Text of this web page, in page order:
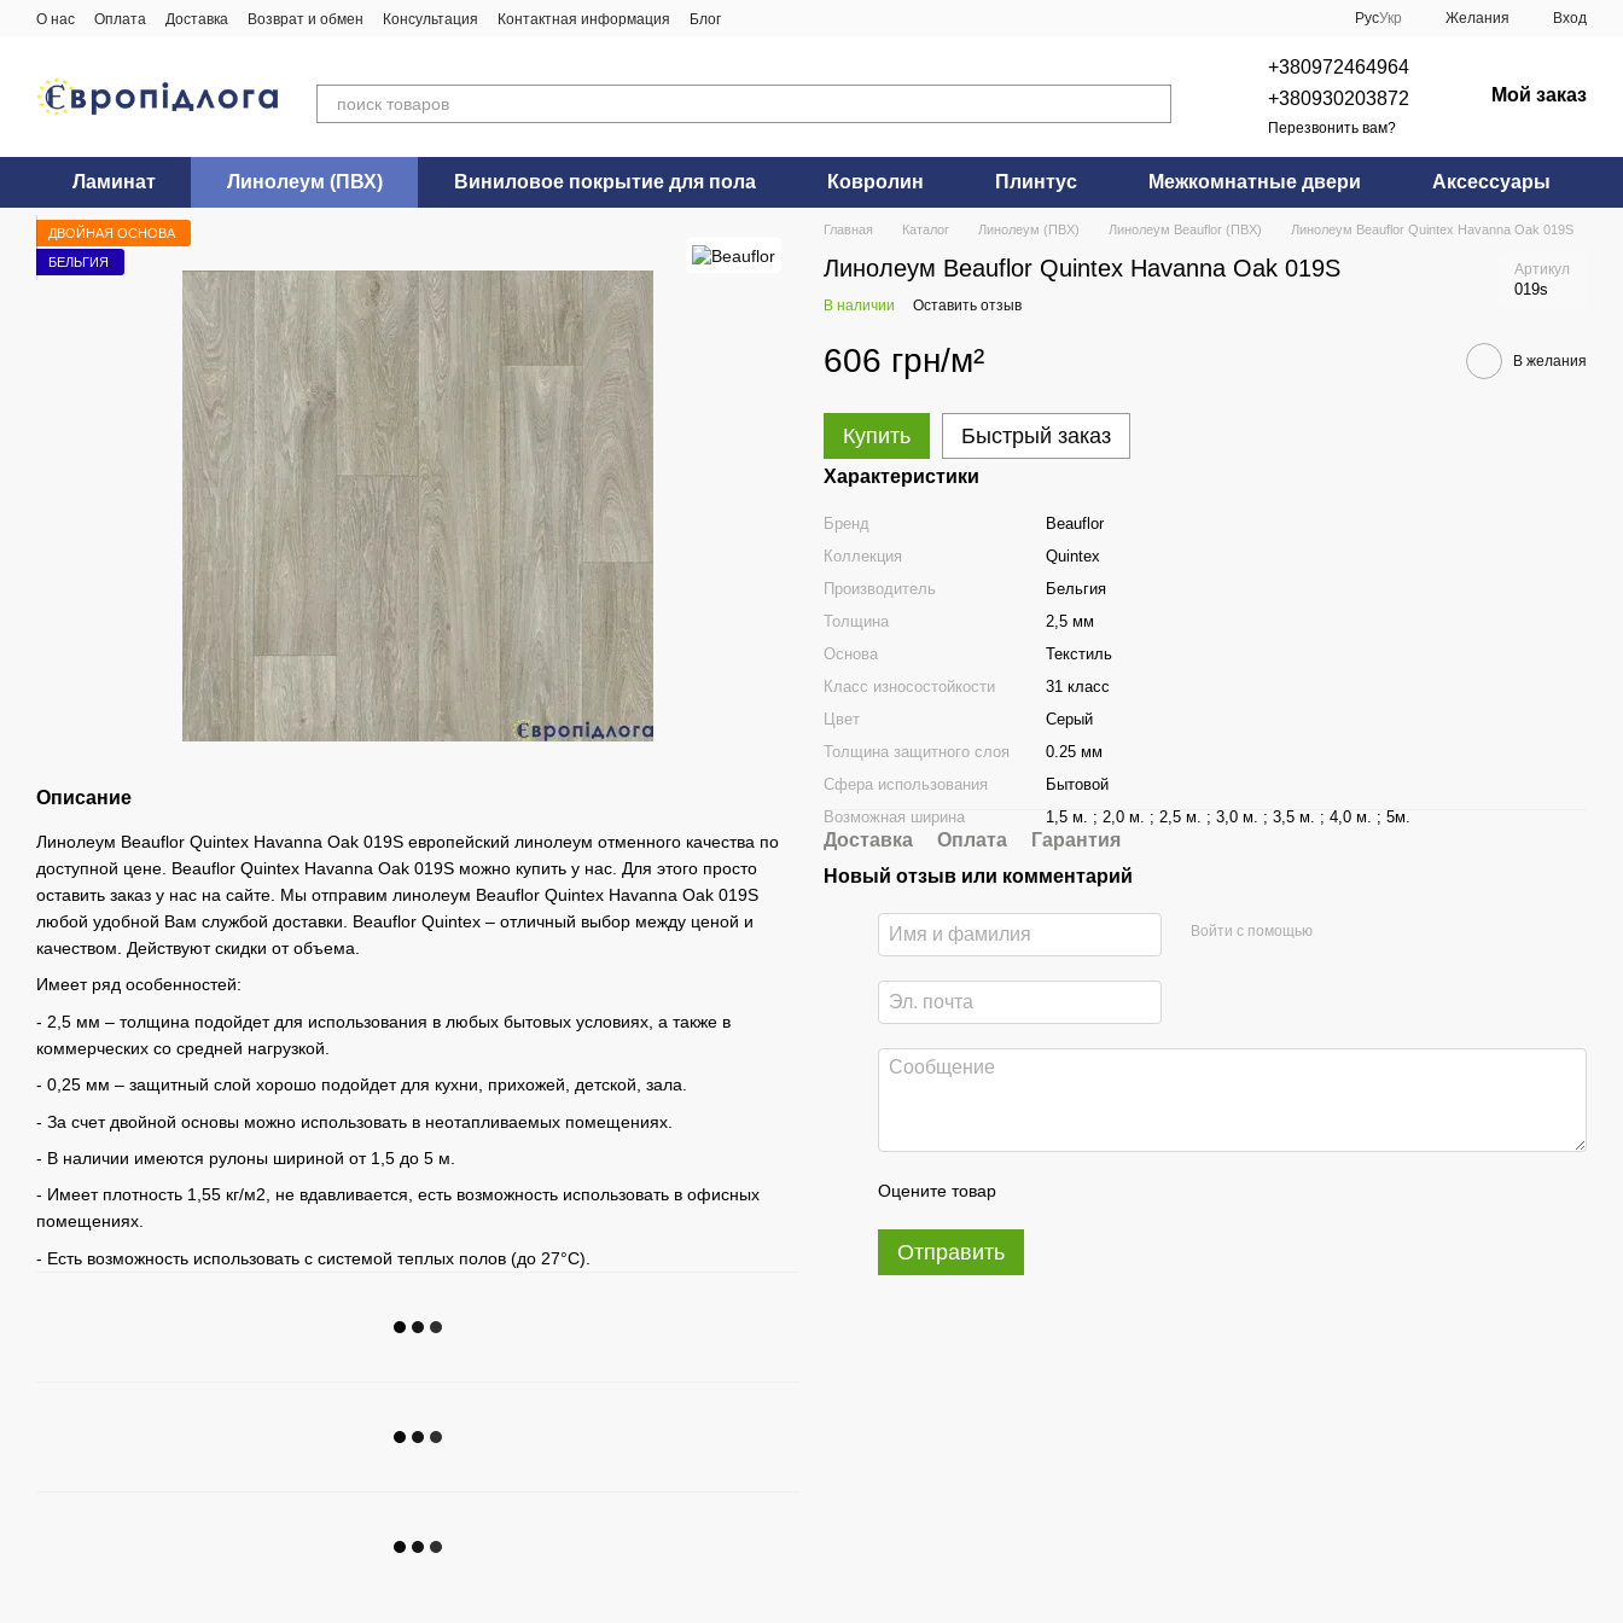
Перейти к основному контенту
О нас Оплата Доставка Возврат и обмен Консультация Контактная информация Блог РусУкр Желания Вход
+380972464964
+380930203872
Перезвонить вам?
Мой заказ
Ламинат Линолеум (ПВХ) Виниловое покрытие для пола Ковролин Плинтус Межкомнатные двери Аксессуары
ДВОЙНАЯ ОСНОВА
БЕЛЬГИЯ
Описание
Линолеум Beauflor Quintex Havanna Oak 019S европейский линолеум отменного качества по
доступной цене. Beauflor Quintex Havanna Oak 019S можно купить у нас. Для этого просто
оставить заказ у нас на сайте. Мы отправим линолеум Beauflor Quintex Havanna Oak 019S
любой удобной Вам службой доставки. Beauflor Quintex – отличный выбор между ценой и
качеством. Действуют скидки от объема.
Имеет ряд особенностей:
- 2,5 мм – толщина подойдет для использования в любых бытовых условиях, а также в
коммерческих со средней нагрузкой.
- 0,25 мм – защитный слой хорошо подойдет для кухни, прихожей, детской, зала.
- За счет двойной основы можно использовать в неотапливаемых помещениях.
- В наличии имеются рулоны шириной от 1,5 до 5 м.
- Имеет плотность 1,55 кг/м2, не вдавливается, есть возможность использовать в офисных
помещениях.
- Есть возможность использовать с системой теплых полов (до 27°C).
Главная Каталог Линолеум (ПВХ) Линолеум Beauflor (ПВХ) Линолеум Beauflor Quintex Havanna Oak 019S
Линолеум Beauflor Quintex Havanna Oak 019S Артикул
019s
В наличии Оставить отзыв
606 грн/м² В желания
Купить Быстрый заказ
Характеристики
Бренд
Beauflor
Коллекция
Quintex
Производитель
Бельгия
Толщина
2,5 мм
Основа
Текстиль
Класс износостойкости
31 класс
Цвет
Серый
Толщина защитного слоя
0.25 мм
Сфера использования
Бытовой
Возможная ширина
1,5 м. ; 2,0 м. ; 2,5 м. ; 3,0 м. ; 3,5 м. ; 4,0 м. ; 5м.
Доставка Оплата
Гарантия
Новый отзыв или комментарий
Войти с помощью
Оцените товар
Отправить